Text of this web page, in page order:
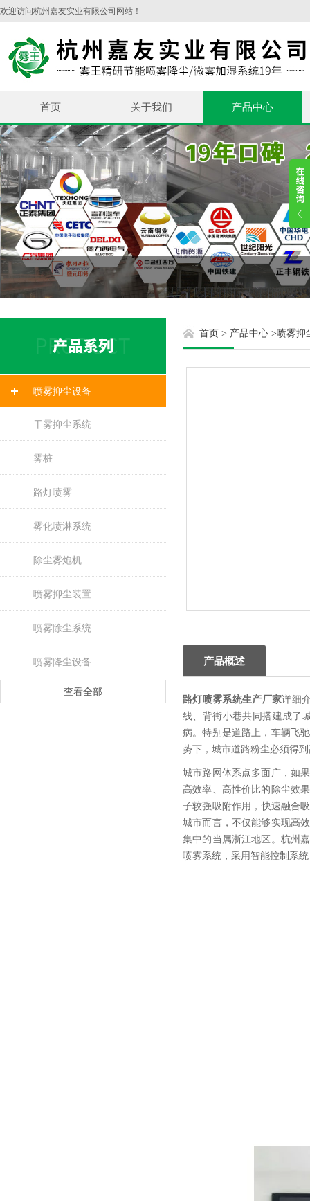
欢迎访问杭州嘉友实业有限公司网站！
首页 关于我们 产品中心
喷雾抑尘设备
干雾抑尘系统
雾桩
路灯喷雾
雾化喷淋系统
除尘雾炮机
喷雾抑尘装置
喷雾除尘系统
喷雾降尘设备
查看全部
首页 > 产品中心 >喷雾抑
产品概述
路灯喷雾系统生产厂家详细
线、背街小巷共同搭建成了
病。特别是道路上，车辆飞
势下，城市道路粉尘必须得
城市路网体系点多面广，如
高效率、高性价比的除尘效
子较强吸附作用，快速融合
城市而言，不仅能够实现高
集中的当属浙江地区。杭州
喷雾系统，采用智能控制系